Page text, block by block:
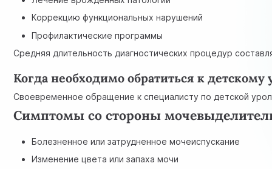
Коррекцию функциональных нарушений
Профилактические программы
Средняя длительность диагностических процедур
Когда необходимо обратиться к детскому
Своевременное обращение к специалисту по детской
Симптомы со стороны
Болезненное или затрудненное мочеиспускание
Изменение цвета или запаха мочи